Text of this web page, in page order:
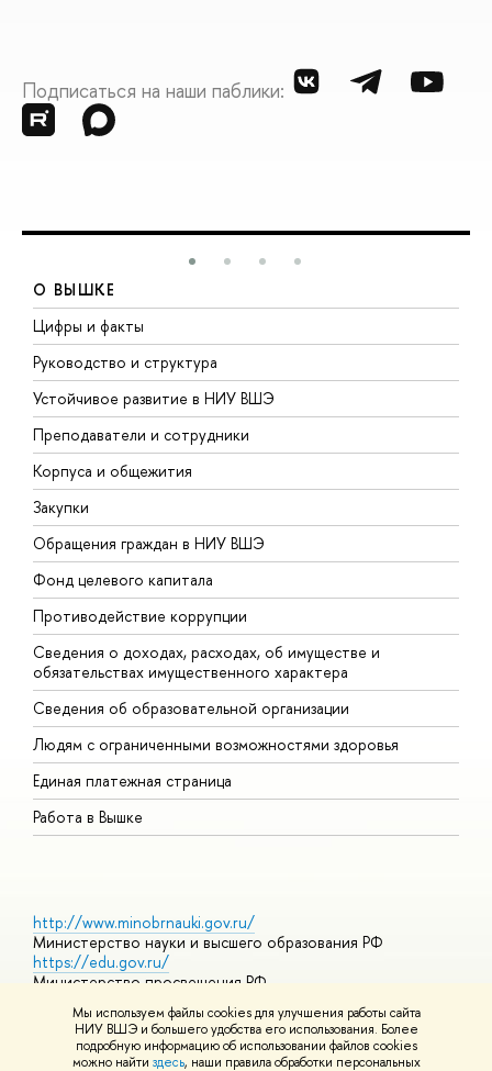
Мы используем файлы cookies для улучшения работы сайта
НИУ ВШЭ и большего удобства его использования. Более
подробную информацию об использовании файлов cookies
можно найти здесь, наши правила обработки персональных
Подписаться на наши паблики:
О ВЫШКЕ
Цифры и факты
Руководство и структура
Устойчивое развитие в НИУ ВШЭ
Преподаватели и сотрудники
Корпуса и общежития
Закупки
Обращения граждан в НИУ ВШЭ
Фонд целевого капитала
Противодействие коррупции
Сведения о доходах, расходах, об имуществе и
обязательствах имущественного характера
Сведения об образовательной организации
Людям с ограниченными возможностями здоровья
Единая платежная страница
Работа в Вышке
http://www.minobrnauki.gov.ru/
Министерство науки и высшего образования РФ
https://edu.gov.ru/
Министерство просвещения РФ
https://elearning.hse.ru/mooc
Массовые открытые онлайн-курсы